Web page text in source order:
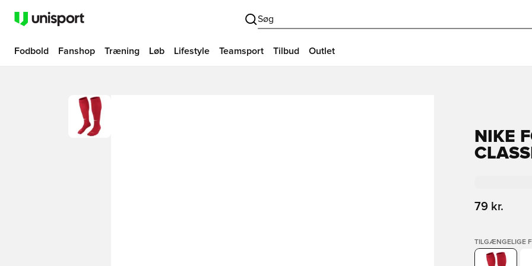
Søg
Fodbold Fanshop Træning Løb Lifestyle Teamsport Tilbud Outlet
NIKE
79 kr.
TILGÆNGELIGE